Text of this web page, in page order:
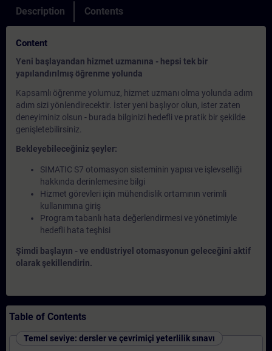
Description Contents
Content
Yeni başlayandan hizmet uzmanına - hepsi tek bir
yapılandırılmış öğrenme yolunda
Kapsamlı öğrenme yolumuz, hizmet uzmanı olma yolunda adım
adım sizi yönlendirecektir. İster yeni başlıyor olun, ister zaten
deneyiminiz olsun - burada bilginizi hedefli ve pratik bir şekilde
genişletebilirsiniz.
Bekleyebileceğiniz şeyler:
SIMATIC S7 otomasyon sisteminin yapısı ve işlevselliği
hakkında derinlemesine bilgi
Hizmet görevleri için mühendislik ortamının verimli
kullanımına giriş
Program tabanlı hata değerlendirmesi ve yönetimiyle
hedefli hata teşhisi
Şimdi başlayın - ve endüstriyel otomasyonun geleceğini aktif
olarak şekillendirin.
Table of Contents
Temel seviye: dersler ve çevrimiçi yeterlilik sınavı